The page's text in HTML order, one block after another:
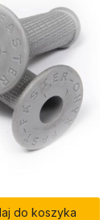
do koszyka